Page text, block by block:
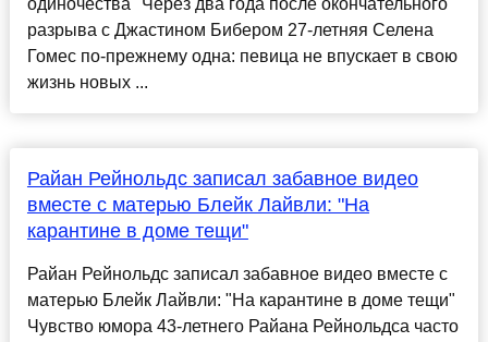
одиночества" Через два года после окончательного
разрыва с Джастином Бибером 27-летняя Селена
Гомес по-прежнему одна: певица не впускает в свою
жизнь новых ...
Райан Рейнольдс записал забавное видео
вместе с матерью Блейк Лайвли: "На
карантине в доме тещи"
Райан Рейнольдс записал забавное видео вместе с
матерью Блейк Лайвли: "На карантине в доме тещи"
Чувство юмора 43-летнего Райана Рейнольдса часто